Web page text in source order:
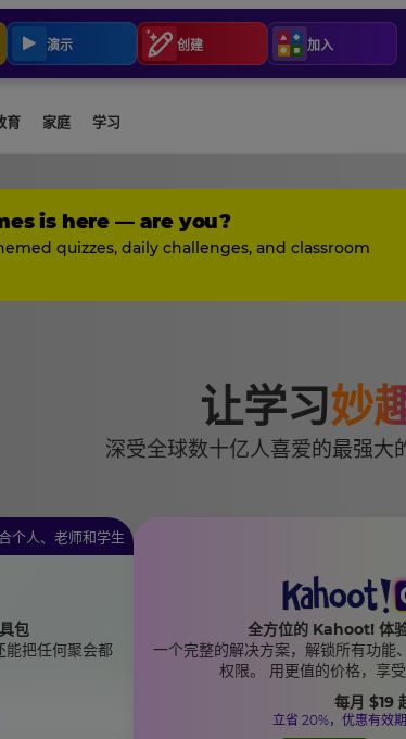
演示 创建 加入
育 家庭 学习
is here — are you?
quizzes, daily challenges, and classroom
让学习妙
深受全球数十亿人喜爱的最强大
个人、老师和学生
包
能把任何聚会都
全方位的 Kahoot! 体
一个完整的解决方案，解锁所有功能
权限。 用更值的价格，享受
每月 $19
立省 20%，优惠有效